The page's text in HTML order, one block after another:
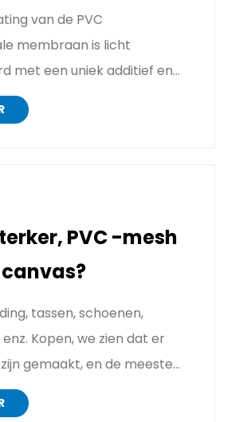
van de PVC
is licht
met een uniek additief en
verouderingsweerstand
PVC -mesh
tassen, schoenen,
Kopen, we zien dat er
gemaakt, en de meeste